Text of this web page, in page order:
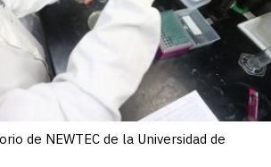
de NEWTEC de la Universidad de